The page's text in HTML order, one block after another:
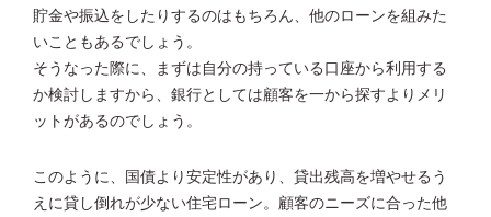
貯金や振込をしたりするのはもちろん、他のローンを組みた
いこともあるでしょう。
そうなった際に、まずは自分の持っている口座から利用する
か検討しますから、銀行としては顧客を一から探すよりメリ
ットがあるのでしょう。
このように、国債より安定性があり、貸出残高を増やせるう
えに貸し倒れが少ない住宅ローン。顧客のニーズに合った他